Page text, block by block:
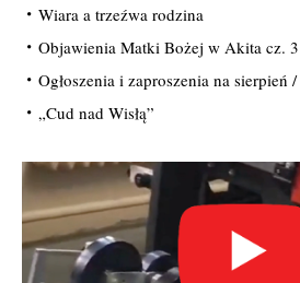
Wiara a trzeźwa rodzina
Objawienia Matki Bożej w Akita cz. 3
Ogłoszenia i zaproszenia na sierpień
„Cud nad Wisłą”